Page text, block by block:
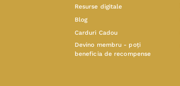
Resurse digitale
Blog
Carduri Cadou
Devino membru - poți
beneficia de recompense